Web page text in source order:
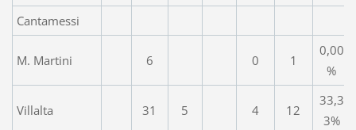
Cantamessi
M. Martini 6 0 1
0,00
%
Villalta 31 5 4 12
33,3
3%